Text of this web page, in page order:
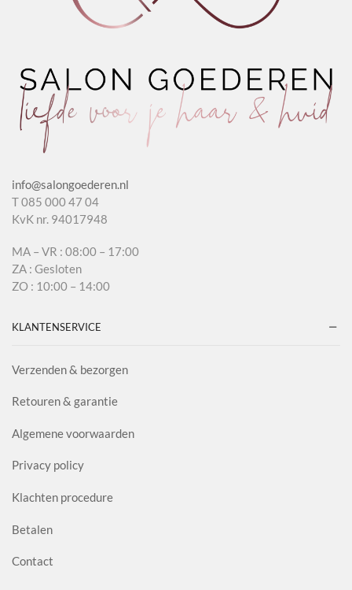
info@salongoederen.nl
T 085 000 47 04
KvK nr. 94017948
MA – VR : 08:00 – 17:00
ZA : Gesloten
ZO : 10:00 – 14:00
KLANTENSERVICE
Verzenden & bezorgen
Retouren & garantie
Algemene voorwaarden
Privacy policy
Klachten procedure
Betalen
Contact